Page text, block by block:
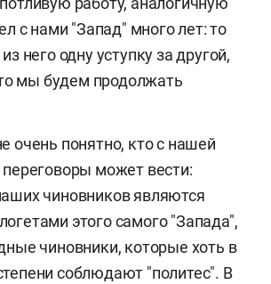
с нами "Запад" много лет: то
него одну уступку за другой,
мы будем продолжать
очень понятно, кто с нашей
может вести:
чиновников являются
этого самого "Запада",
чиновники, которые хоть в
соблюдают "политес". В